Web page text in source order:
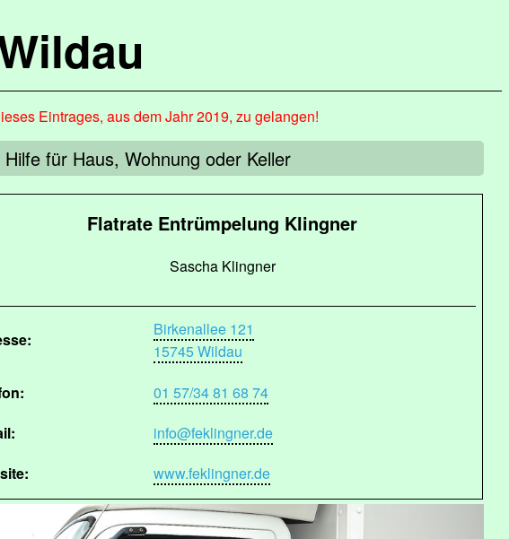
Eintrages, aus dem Jahr 2019, zu gelangen!
für Haus, Wohnung oder Keller
Flatrate Entrümpelung Klingner
Sascha Klingner
Birkenallee 121
15745 Wildau
01 57/34 81 68 74
info@feklingner.de
www.feklingner.de